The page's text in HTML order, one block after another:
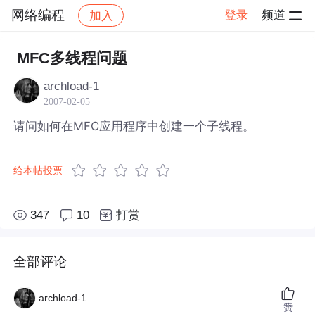
网络编程 加入 登录 频道
社区 网络编程
MFC多线程问题
archload-1
2007-02-05
请问如何在MFC应用程序中创建一个子线程。
给本帖投票
347 10 打赏
全部评论
archload-1
赞